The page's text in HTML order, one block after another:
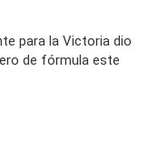
para la Victoria dio
de fórmula este